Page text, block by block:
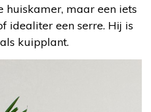
huiskamer, maar een iets
idealiter een serre. Hij is
kuipplant.